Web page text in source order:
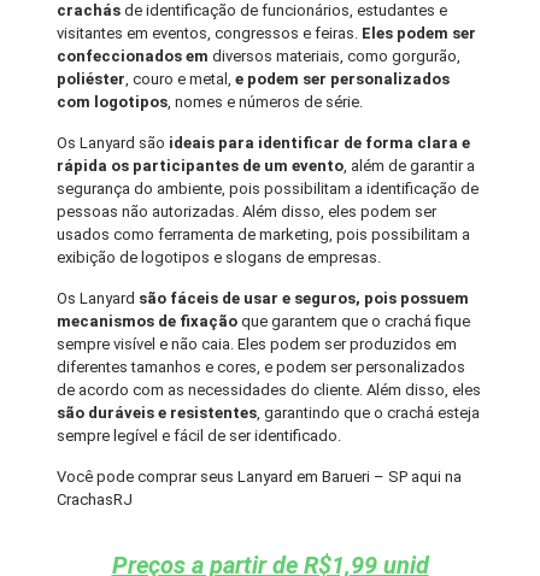
crachás de identificação de funcionários, estudantes e
visitantes em eventos, congressos e feiras. Eles podem ser
confeccionados emdiversos materiais, como gorgurão,
poliéster, couro e metal,e podem ser personalizados
com logotipos, nomes e números de série.
Os Lanyard são ideais para identificar de forma clara e
rápida os participantes de um evento, além de garantir a
segurança do ambiente, pois possibilitam a identificação de
pessoas não autorizadas. Além disso, eles podem ser
usados como ferramenta de marketing, pois possibilitam a
exibição de logotipos e slogans de empresas.
Os Lanyard são fáceis de usar e seguros, pois possuem
mecanismos de fixação que garantem que o crachá fique
sempre visível e não caia. Eles podem ser produzidos em
diferentes tamanhos e cores, e podem ser personalizados
de acordo com as necessidades do cliente. Além disso, eles
são duráveis e resistentes, garantindo que o crachá esteja
sempre legível e fácil de ser identificado.
Você pode comprar seus Lanyard em Barueri – SP aqui na
CrachasRJ
Preços a partir de R$1,99 unid